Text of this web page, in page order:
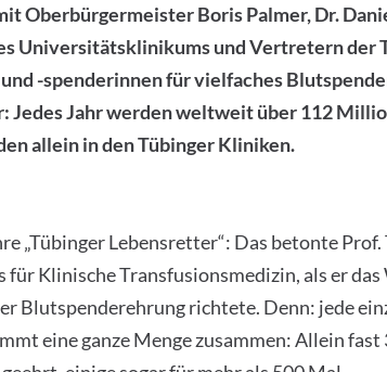
Oberbürgermeister Boris Palmer, Dr.
Universitätsklinikums und Vertretern der
-spenderinnen für vielfaches
Jedes Jahr werden weltweit über 112
allein in den Tübinger Kliniken.
„Tübinger Lebensretter“: Das betonte
für Klinische Transfusionsmedizin, als er
Blutspenderehrung richtete. Denn: jede
eine ganze Menge zusammen: Allein